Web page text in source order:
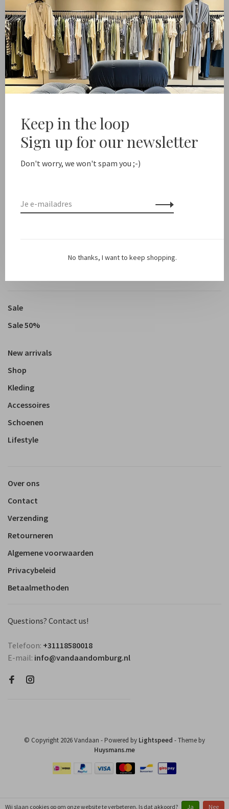
Toevoegen aan winkelwagen
shipping from NL €100 / EU1 €200
Delivery time
Deel dit product: Facebook Twitter Pinterest E-mail
Beschrijving
coating
Sale
Sale 50%
New arrivals
Shop
Kleding
Accessoires
Schoenen
Lifestyle
Over ons
Contact
Verzending
Retourneren
Algemene voorwaarden
Privacybeleid
Betaalmethoden
Questions? Contact us!
Telefoon: +31118580018
E-mail: info@vandaandomburg.nl
© Copyright 2026 Vandaan - Powered by Lightspeed - Theme by
Huysmans.me
Wij slaan cookies op om onze website te verbeteren. Is dat akkoord? Ja Nee
Keep in the loop
Sign up for our newsletter
Don't worry, we won't spam you ;-)
No thanks, I want to keep shopping.